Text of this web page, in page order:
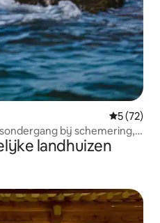
5 (72)
bij schemering,
landhuizen